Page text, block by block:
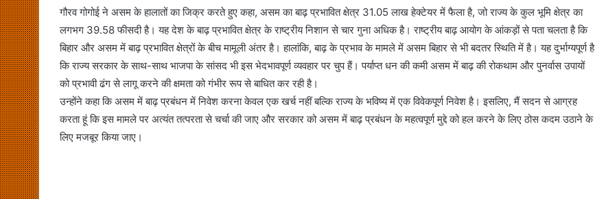
गौरव गोगोई ने असम के हालातों का जिक्र करते हुए कहा, असम का बाढ़ प्रभावित क्षेत्र 31.05 लाख हेक्टेयर में फैला है, जो राज्य के कुल भूमि क्षेत्र का
लगभग 39.58 फीसदी है। यह देश के बाढ़ प्रभावित क्षेत्र के राष्ट्रीय निशान से चार गुना अधिक है। राष्ट्रीय बाढ़ आयोग के आंकड़ों से पता चलता है कि
बिहार और असम में बाढ़ प्रभावित क्षेत्रों के बीच मामूली अंतर है। हालांकि, बाढ़ के प्रभाव के मामले में असम बिहार से भी बदतर स्थिति में है। यह दुर्भाग्यपूर्ण है
कि राज्य सरकार के साथ-साथ भाजपा के सांसद भी इस भेदभावपूर्ण व्यवहार पर चुप हैं। पर्याप्त धन की कमी असम में बाढ़ की रोकथाम और पुनर्वास उपायों
को प्रभावी ढंग से लागू करने की क्षमता को गंभीर रूप से बाधित कर रही है।
उन्होंने कहा कि असम में बाढ़ प्रबंधन में निवेश करना केवल एक खर्च नहीं बल्कि राज्य के भविष्य में एक विवेकपूर्ण निवेश है। इसलिए, मैं सदन से आग्रह
करता हूं कि इस मामले पर अत्यंत तत्परता से चर्चा की जाए और सरकार को असम में बाढ़ प्रबंधन के महत्वपूर्ण मुद्दे को हल करने के लिए ठोस कदम उठाने के
लिए मजबूर किया जाए।